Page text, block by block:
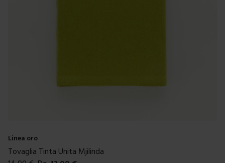
Linea oro
Tovaglia Tinta Unita Mjilinda